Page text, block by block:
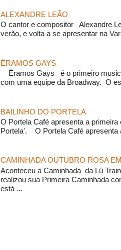
ALEXANDRE LEÃO
O cantor e compositor Alexandre
verão, e volta a se apresentar na
ÉRAMOS GAYS
Éramos Gays é o primeiro
com uma equipe da Broadway. O
BAILINHO DO PORTELA
O Portela Café apresenta a
Portela'. O Portela Café apresenta
CAMINHADA OUTUBRO ROSA
Aconteceu a Caminhada da Lú
realizou sua Primeira Caminhada
está ...